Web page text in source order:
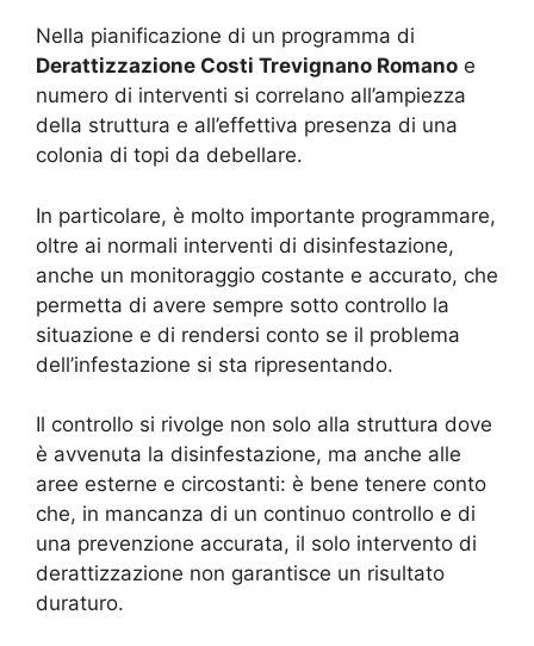
Nella pianificazione di un programma di
Derattizzazione Costi Trevignano Romano e
numero di interventi si correlano all’ampiezza
della struttura e all’effettiva presenza di una
colonia di topi da debellare.
In particolare, è molto importante programmare,
oltre ai normali interventi di disinfestazione,
anche un monitoraggio costante e accurato, che
permetta di avere sempre sotto controllo la
situazione e di rendersi conto se il problema
dell’infestazione si sta ripresentando.
Il controllo si rivolge non solo alla struttura dove
è avvenuta la disinfestazione, ma anche alle
aree esterne e circostanti: è bene tenere conto
che, in mancanza di un continuo controllo e di
una prevenzione accurata, il solo intervento di
derattizzazione non garantisce un risultato
duraturo.